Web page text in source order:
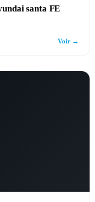
santa FE
Voir →